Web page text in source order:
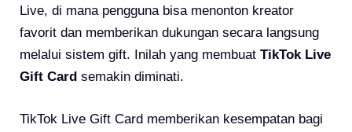
Live, di mana pengguna bisa menonton kreator
favorit dan memberikan dukungan secara langsung
melalui sistem gift. Inilah yang membuat TikTok Live
Gift Card semakin diminati.
TikTok Live Gift Card memberikan kesempatan bagi